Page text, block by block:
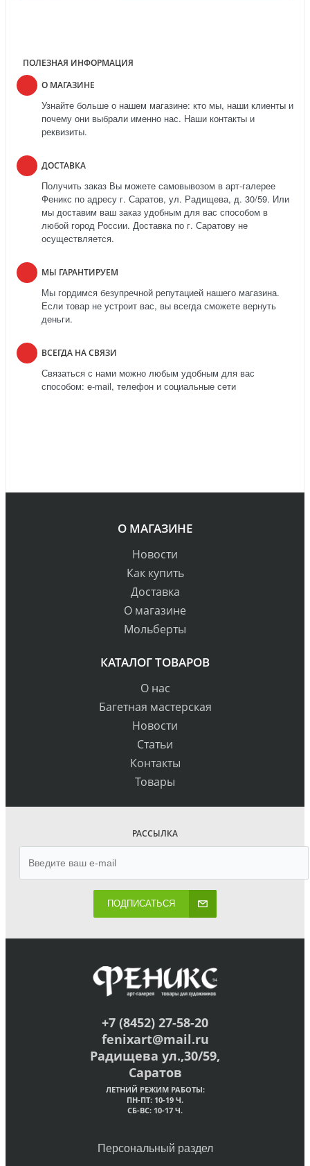
ПОЛЕЗНАЯ ИНФОРМАЦИЯ
О МАГАЗИНЕ
Узнайте больше о нашем магазине: кто мы, наши клиенты и
почему они выбрали именно нас. Наши контакты и
реквизиты.
ДОСТАВКА
Получить заказ Вы можете самовывозом в арт-галерее
Феникс по адресу г. Саратов, ул. Радищева, д. 30/59. Или
мы доставим ваш заказ удобным для вас способом в
любой город России. Доставка по г. Саратову не
осуществляется.
МЫ ГАРАНТИРУЕМ
Мы гордимся безупречной репутацией нашего магазина.
Если товар не устроит вас, вы всегда сможете вернуть
деньги.
ВСЕГДА НА СВЯЗИ
Связаться с нами можно любым удобным для вас
способом: e-mail, телефон и социальные сети
О МАГАЗИНЕ
Новости
Как купить
Доставка
О магазине
Мольберты
КАТАЛОГ ТОВАРОВ
О нас
Багетная мастерская
Новости
Статьи
Контакты
Товары
РАССЫЛКА
ПОДПИСАТЬСЯ
+7 (8452) 27-58-20
fenixart@mail.ru
Радищева ул.,30/59,
Саратов
ЛЕТНИЙ РЕЖИМ РАБОТЫ:
ПН-ПТ: 10-19 Ч.
СБ-ВС: 10-17 Ч.
Персональный раздел